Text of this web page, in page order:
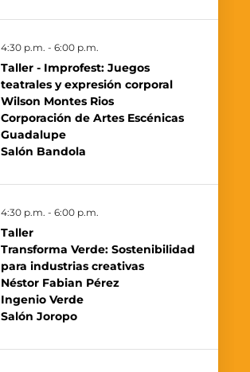
4:30 p.m. - 6:00 p.m.
Taller - Improfest: Juegos
teatrales y expresión corporal
Wilson Montes Rios
Corporación de Artes Escénicas
Guadalupe
Salón Bandola
4:30 p.m. - 6:00 p.m.
Taller
Transforma Verde: Sostenibilidad
para industrias creativas
Néstor Fabian Pérez
Ingenio Verde
Salón Joropo